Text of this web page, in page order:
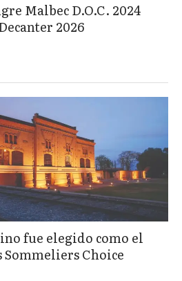
Malbec D.O.C. 2024
2026
fue elegido como el
Choice